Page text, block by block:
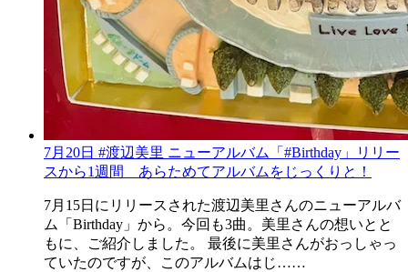
7月20日 #渡辺美里 ニューアルバム「#Birthday」リリー
スから1週間 あらためてアルバムをじっくりと！
7月15日にリリースされた渡辺美里さんのニューアルバ
ム「Birthday」から。今回も3曲。美里さんの想いとと
もに、ご紹介しました。 最後に美里さんがおっしゃっ
ていたのですが、このアルバムはじ……